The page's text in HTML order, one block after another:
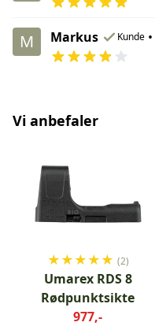
M Markus Kunde •
Vi anbefaler
★★★★★ (2)
Umarex RDS 8
Rødpunktsikte
977,-